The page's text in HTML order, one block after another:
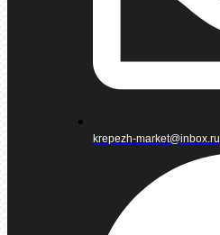
krepezh-market@inbox.ru